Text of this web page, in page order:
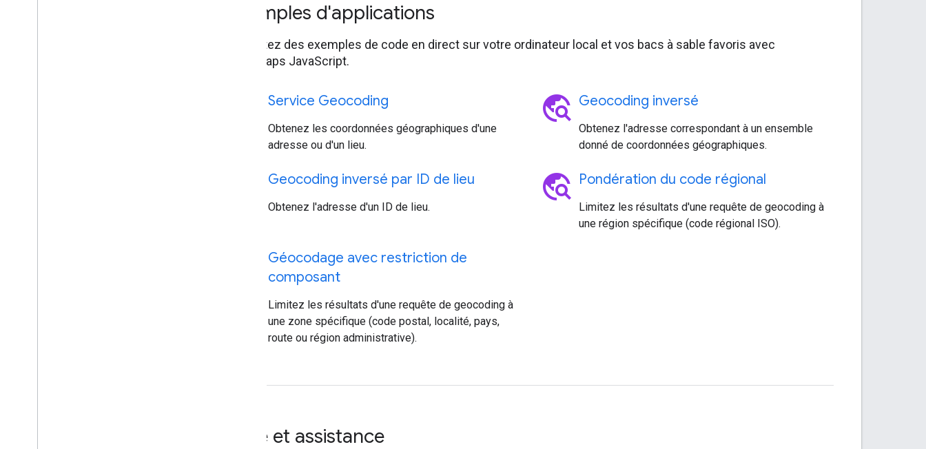
Exemples d'applications
Exécutez des exemples de code en direct sur votre ordinateur local et vos bacs à sable favoris avec
l'API Maps JavaScript.
Service Geocoding
Obtenez les coordonnées géographiques d'une
adresse ou d'un lieu.
travel_explore Geocoding inversé
Obtenez l'adresse correspondant à un ensemble
donné de coordonnées géographiques.
Geocoding inversé par ID de lieu
Obtenez l'adresse d'un ID de lieu.
travel_explore Pondération du code régional
Limitez les résultats d'une requête de geocoding à
une région spécifique (code régional ISO).
Géocodage avec restriction de
composant
Limitez les résultats d'une requête de geocoding à
une zone spécifique (code postal, localité, pays,
route ou région administrative).
Aide et assistance